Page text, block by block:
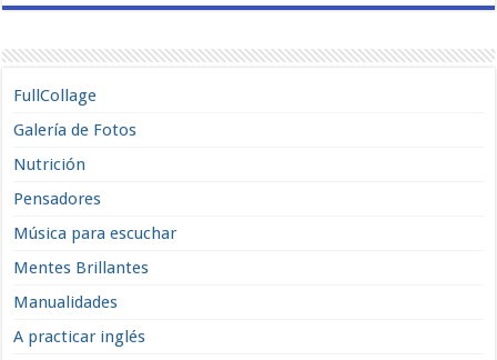
FullCollage
Galería de Fotos
Nutrición
Pensadores
Música para escuchar
Mentes Brillantes
Manualidades
A practicar inglés